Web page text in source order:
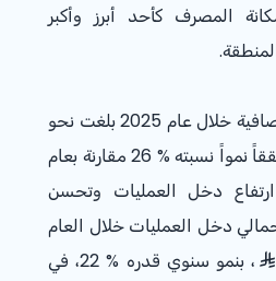
المصرف كأحد أبرز وأكبر
خلال عام 2025بلغت نحو
نسبته % 26 مقارنة بعام
دخل العمليات وتحسن
دخل العمليات خلال العام
، بنمو سنوي قدره % 22، في